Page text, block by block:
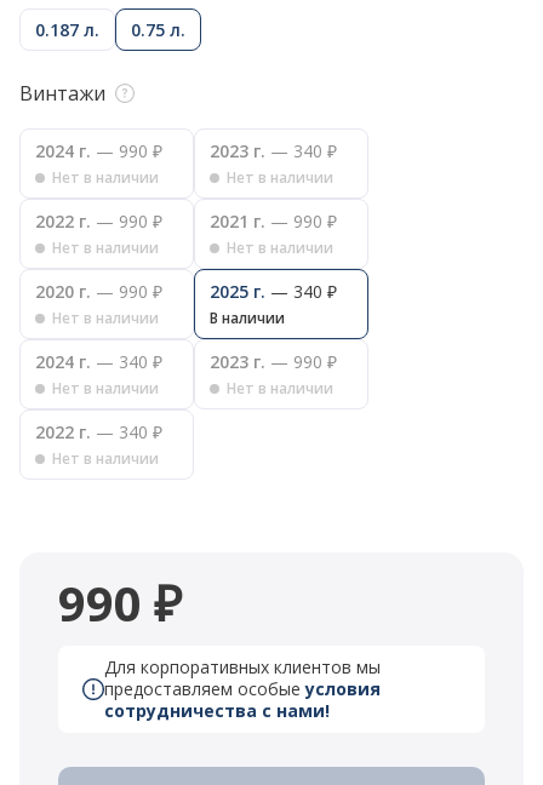
0.187 л. 0.75 л.
Винтажи
2024 г. — 990 ₽
Нет в наличии
2023 г. — 340 ₽
Нет в наличии
2022 г. — 990 ₽
Нет в наличии
2021 г. — 990 ₽
Нет в наличии
2020 г. — 990 ₽
Нет в наличии
2025 г. — 340 ₽
В наличии
2024 г. — 340 ₽
Нет в наличии
2023 г. — 990 ₽
Нет в наличии
2022 г. — 340 ₽
Нет в наличии
990 ₽
Для корпоративных клиентов мы
предоставляем особыеусловия
сотрудничества с нами!